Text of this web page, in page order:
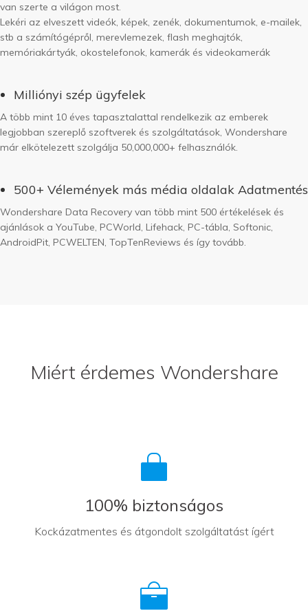
van szerte a világon most.
Lekéri az elveszett videók, képek, zenék, dokumentumok, e-mailek,
stb a számítógépről, merevlemezek, flash meghajtók,
memóriakártyák, okostelefonok, kamerák és videokamerák
Milliónyi szép ügyfelek
A több mint 10 éves tapasztalattal rendelkezik az emberek
legjobban szereplő szoftverek és szolgáltatások, Wondershare
már elkötelezett szolgálja 50,000,000+ felhasználók.
500+ Vélemények más média oldalak Adatmentés
Wondershare Data Recovery van több mint 500 értékelések és
ajánlások a YouTube, PCWorld, Lifehack, PC-tábla, Softonic,
AndroidPit, PCWELTEN, TopTenReviews és így tovább.
Miért érdemes Wondershare
100% biztonságos
Kockázatmentes és átgondolt szolgáltatást ígért